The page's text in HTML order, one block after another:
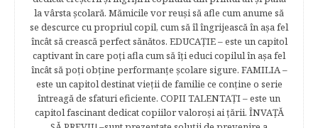
la vârsta şcolară. Mămicile vor reuşi să afle cum anume să
se descurce cu propriul copil, cum să îl îngrijească în aşa fel
încât să crească perfect sănătos. EDUCAŢIE – este un capitol
captivant în care poţi afla cum să îţi educi copilul în aşa fel
încât să poţi obţine performanţe şcolare sigure. FAMILIA –
este un capitol destinat vieţii de familie ce conţine o serie
întreagă de sfaturi eficiente. COPII TALENTAŢI – este un
capitol fascinant dedicat copiilor valoroși ai țării. ÎNVAŢĂ